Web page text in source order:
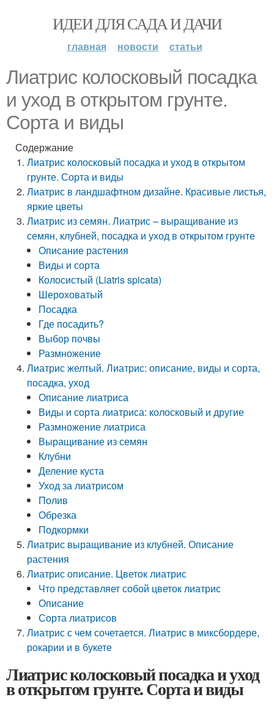
ИДЕИ ДЛЯ САДА И ДАЧИ
главная новости статьи
Лиатрис колосковый посадка
и уход в открытом грунте.
Сорта и виды
Содержание
Лиатрис колосковый посадка и уход в открытом
грунте. Сорта и виды
Лиатрис в ландшафтном дизайне. Красивые листья,
яркие цветы
Лиатрис из семян. Лиатрис – выращивание из
семян, клубней, посадка и уход в открытом грунте
Описание растения
Виды и сорта
Колосистый (Liatris spicata)
Шероховатый
Посадка
Где посадить?
Выбор почвы
Размножение
Лиатрис желтый. Лиатрис: описание, виды и сорта,
посадка, уход
Описание лиатриса
Виды и сорта лиатриса: колосковый и другие
Размножение лиатриса
Выращивание из семян
Клубни
Деление куста
Уход за лиатрисом
Полив
Обрезка
Подкормки
Лиатрис выращивание из клубней. Описание
растения
Лиатрис описание. Цветок лиатрис
Что представляет собой цветок лиатрис
Описание
Сорта лиатрисов
Лиатрис с чем сочетается. Лиатрис в миксбордере,
рокарии и в букете
Лиатрис колосковый посадка и уход
в открытом грунте. Сорта и виды